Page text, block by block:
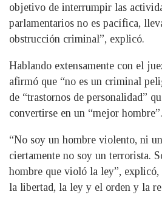
objetivo de interrumpir las
parlamentarios no es pacífica,
obstrucción criminal”, explicó.
Hablando extensamente con el
afirmó que “no es un criminal
de “trastornos de personalidad”
convertirse en un “mejor hombre”.
“No soy un hombre violento, ni
ciertamente no soy un terrorista.
hombre que violó la ley”, explicó,
la libertad, la ley y el orden y la